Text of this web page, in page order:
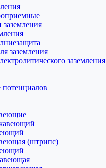
заземления
заземления
(штрипс)